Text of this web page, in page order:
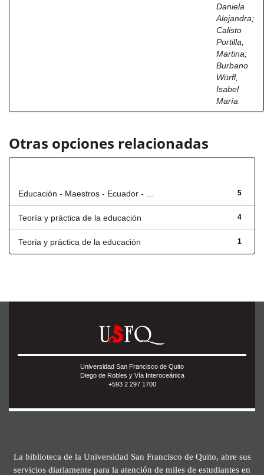
Daniela
Alejandra;
Calisto
Portilla,
Martina;
Burbano
Würfl,
Isabel
María
Otras opciones relacionadas
5
Educación - Maestros - Ecuador - ...
4
Teoría y práctica de la educación
1
Teoria y práctica de la educación
Universidad San Francisco de Quito
Diego de Robles y Vía Interoceánica
+593 2 297 1700
La biblioteca de la Universidad San Francisco de Quito, abre sus
servicios diariamente para la atención de miles de estudiantes en